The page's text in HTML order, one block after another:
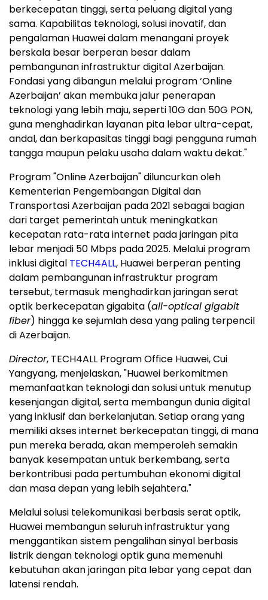
berkecepatan tinggi, serta peluang digital yang
sama. Kapabilitas teknologi, solusi inovatif, dan
pengalaman Huawei dalam menangani proyek
berskala besar berperan besar dalam
pembangunan infrastruktur digital Azerbaijan.
Fondasi yang dibangun melalui program ‘Online
Azerbaijan’ akan membuka jalur penerapan
teknologi yang lebih maju, seperti 10G dan 50G PON,
guna menghadirkan layanan pita lebar ultra-cepat,
andal, dan berkapasitas tinggi bagi pengguna rumah
tangga maupun pelaku usaha dalam waktu dekat."
Program "Online Azerbaijan" diluncurkan oleh
Kementerian Pengembangan Digital dan
Transportasi Azerbaijan pada 2021 sebagai bagian
dari target pemerintah untuk meningkatkan
kecepatan rata-rata internet pada jaringan pita
lebar menjadi 50 Mbps pada 2025. Melalui program
inklusi digital TECH4ALL, Huawei berperan penting
dalam pembangunan infrastruktur program
tersebut, termasuk menghadirkan jaringan serat
optik berkecepatan gigabita (all-optical gigabit
fiber) hingga ke sejumlah desa yang paling terpencil
di Azerbaijan.
Director, TECH4ALL Program Office Huawei, Cui
Yangyang, menjelaskan, "Huawei berkomitmen
memanfaatkan teknologi dan solusi untuk menutup
kesenjangan digital, serta membangun dunia digital
yang inklusif dan berkelanjutan. Setiap orang yang
memiliki akses internet berkecepatan tinggi, di mana
pun mereka berada, akan memperoleh semakin
banyak kesempatan untuk berkembang, serta
berkontribusi pada pertumbuhan ekonomi digital
dan masa depan yang lebih sejahtera."
Melalui solusi telekomunikasi berbasis serat optik,
Huawei membangun seluruh infrastruktur yang
menggantikan sistem pengalihan sinyal berbasis
listrik dengan teknologi optik guna memenuhi
kebutuhan akan jaringan pita lebar yang cepat dan
latensi rendah.